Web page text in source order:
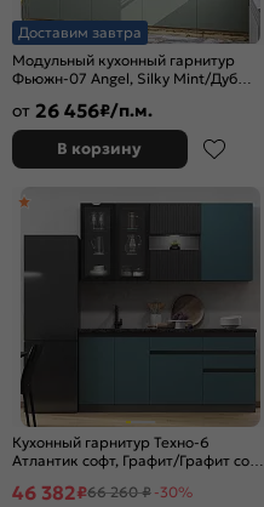
Доставим завтра
Модульный кухонный гарнитур
Фьюжн-07 Angel, Silky Mint/Дуб
от 26 456₽/п.м.
В корзину
Кухонный гарнитур Техно-6
Атлантик софт, Графит/Графит софт
темный)
46 382₽66 260 ₽ -30%